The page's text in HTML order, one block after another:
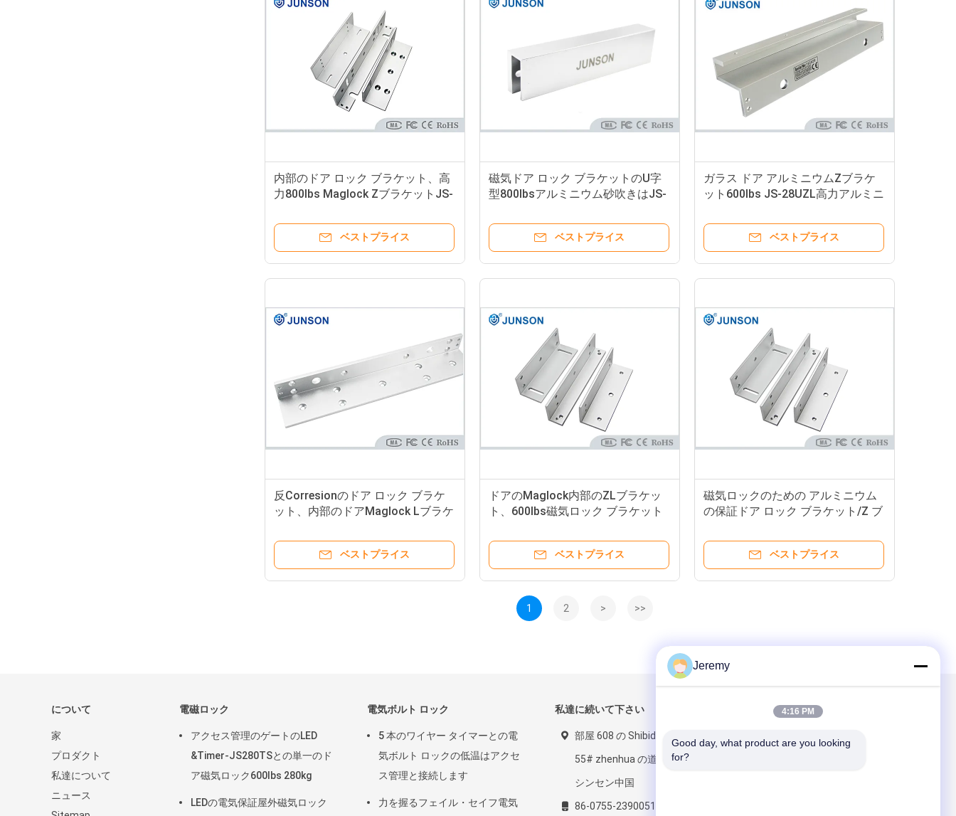
内部のドア ロック ブラケット、高
力800lbs Maglock ZブラケットJS-
ベストプライス
磁気ドア ロック ブラケットのU字
型800lbsアルミニウム砂吹きはJS-
ベストプライス
ガラス ドア アルミニウムZブラケ
ット600lbs JS-28UZL高力アルミニ
ベストプライス
反Corresionのドア ロック ブラケ
ット、内部のドアMaglock Lブラケ
ベストプライス
ドアのMaglock内部のZLブラケッ
ト、600lbs磁気ロック ブラケット
ベストプライス
磁気ロックのための アルミニウム
の保証ドア ロック ブラケット/Z ブ
ベストプライス
1 2 > >>
について
家
プロダクト
私達について
ニュース
電磁ロック
アクセス管理のゲートのLED
&Timer-JS280TSとの単一のド
ア磁気ロック600lbs 280kg
LEDの電気保証屋外磁気ロック
電気ボルト ロック
5 本のワイヤー タイマーとの電
気ボルト ロックの低温はアクセ
ス管理と接続します
力を握るフェイル・セイフ電気
私達に続いて下さい
部屋 608 の Shibida の建物、
55# zhenhua の道、Futian、
シンセン中国
86-0755-23900515
メールでお問い合わせ
Jeremy
4:16 PM
Good day, what product are you looking
for?